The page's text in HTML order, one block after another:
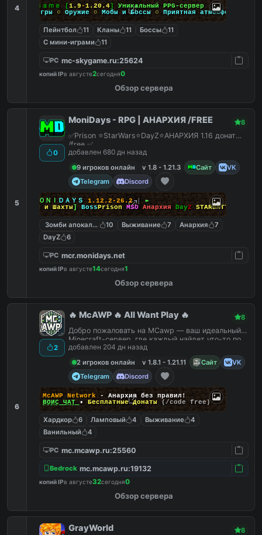
4Ｓｋｙ Ｇａｍｅ [1.9-1.20.4] Уникальный PPG-сервер
Мини-игры ○ Оружие ○ Мобы и Боссы ○ Приятная атмосфера
Пейнтбол 11 Кланы 11 Боссы
11
С мини-играми
11
PC mc-skygame.ru:25624
копий IPв августе2сегодня0
Обзор сервера
5
0
MoniDays - RPG | АНАРХИЯ /FREE 8
✅Prison ⭐StarWars⭐DayZ⭐АНАРХИЯ 1.16 донат
/free ✅
добавлен 680 дн назад
9 игроков онлайн
v 1.8 - 1.21.3 Сайт
VK
Telegram
Discord
↠ ＭＯＮＩ ＤＡＹＳ 1.12.2-26.2
↞
[
Боссы и Шахты] BossPrison MSO Анархия DayZ STARBATTLE
Зомби апокалипсис
10 Выживание 7 Анархия
7
DayZ
6
PC mcr.monidays.net
копий IPв августе14сегодня1
Обзор сервера
6
2
🔥 McAWP 🔥 All Want Play 🔥 8
Добро пожаловать на MCawp — ваш идеальный
Minecraft-сервер, где каждый найдет что-то по
душе!
добавлен 204 дн назад
2 игроков онлайн
v 1.8.1 - 1.21.11 Сайт
VK
Telegram
Discord
McAWP Network
- Анархия без правил!
ВОЙС ЧАТ
• Бесплатные донаты (/code free)
Хардкор 6 Ламповый 4 Выживание
4
Ванильный
4
PC mc.mcawp.ru:25560
Bedrock mc.mcawp.ru:19132
копий IPв августе32сегодня0
Обзор сервера
GrayWorld 8